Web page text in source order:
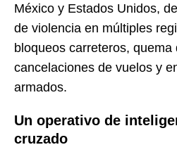
México y Estados Unidos,
de violencia en múltiples
bloqueos carreteros, quema
cancelaciones de vuelos y
armados.
Un operativo de
cruzado